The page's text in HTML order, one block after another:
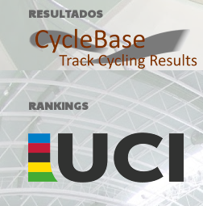
RESULTADOS
RANKINGS